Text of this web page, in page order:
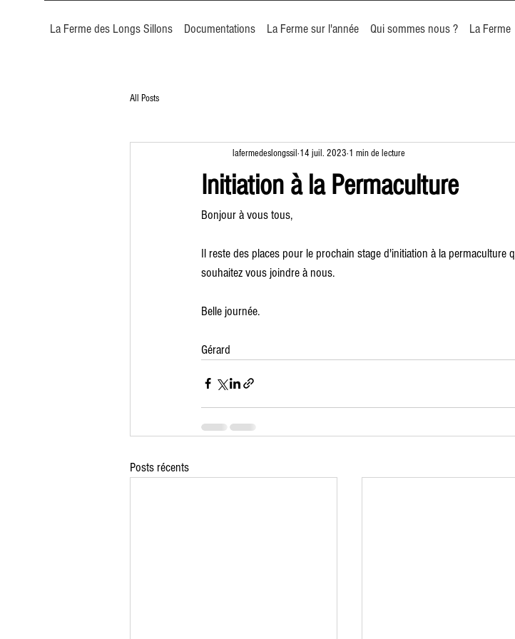
La Ferme des Longs Sillons Documentations La Ferme sur l'année Qui sommes nous ? La Ferme
All Posts
Initiation à la Permaculture
lafermedeslongssil 14 juil. 2023 1 min de lecture
Bonjour à vous tous,
Il reste des places pour le prochain stage d'initiation à la permaculture
souhaitez vous joindre à nous.
Belle journée.
Gérard
Posts récents